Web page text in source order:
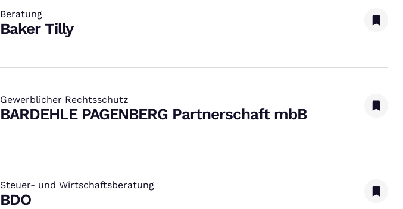
Beratung
:
Baker Tilly
Gewerblicher Rechtsschutz
:
BARDEHLE PAGENBERG Partnerschaft mbB
Steuer- und Wirtschaftsberatung
:
BDO